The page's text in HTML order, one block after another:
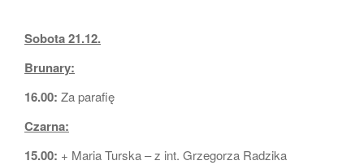
Sobota 21.12.
Brunary:
16.00: Za parafię
Czarna:
15.00: + Maria Turska – z int. Grzegorza Radzika